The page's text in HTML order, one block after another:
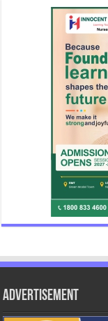
Advertisement